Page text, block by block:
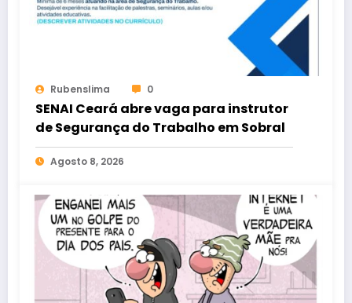
Rubenslima 0
SENAI Ceará abre vaga para instrutor
de Segurança do Trabalho em Sobral
Agosto 8, 2026